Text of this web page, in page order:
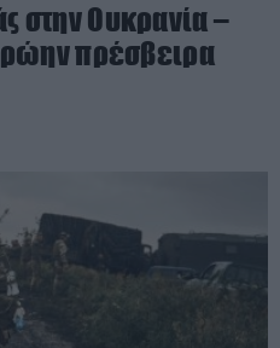
στην Ουκρανία –
πρέσβειρα